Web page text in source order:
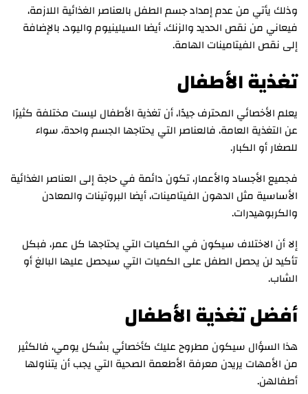
وذلك يأتي من عدم إمداد جسم الطفل بالعناصر الغذائية اللازمة،
فيعاني من نقص الحديد والزنك، أيضا السيلينيوم واليود، بالإضافة
إلى نقص الفيتامينات الهامة.
تغذية الأطفال
يعلم الأخصائي المحترف جيدًا، أن تغذية الأطفال ليست مختلفة كثيرًا
عن التغذية العامة، فالعناصر التي يحتاجها الجسم واحدة، سواء
للصغار أو الكبار.
فجميع الأجساد والأعمار، تكون دائمة في حاجة إلى العناصر الغذائية
الأساسية مثل الدهون الفيتامينات، أيضا البروتينات والمعادن
والكربوهيدرات.
إلا أن الاختلاف سيكون في الكميات التي يحتاجها كل عمر، فبكل
تأكيد لن يحصل الطفل على الكميات التي سيحصل عليها البالغ أو
الشاب.
أفضل تغذية الأطفال
هذا السؤال سيكون مطروح عليك كأخصائي بشكل يومي، فالكثير
من الأمهات يريدن معرفة الأطعمة الصحية التي يجب أن يتناولها
أطفالهن.